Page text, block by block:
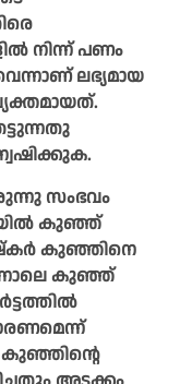
നിന്ന് പണം
ലഭ്യമായ
സംഭവം
കുഞ്ഞ്
കുഞ്ഞിനെ
കുഞ്ഞ്
കുഞ്ഞിന്റെ